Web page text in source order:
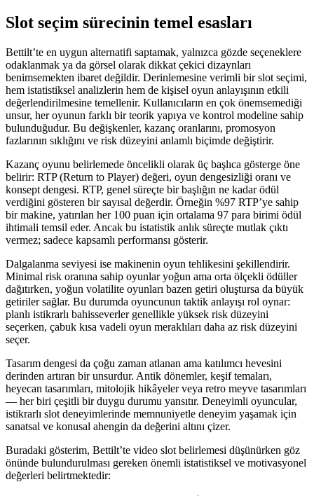
Slot seçim sürecinin temel esasları
Bettilt’te en uygun alternatifi saptamak, yalnızca gözde seçeneklere
odaklanmak ya da görsel olarak dikkat çekici dizaynları
benimsemekten ibaret değildir. Derinlemesine verimli bir slot seçimi,
hem istatistiksel analizlerin hem de kişisel oyun anlayışının etkili
değerlendirilmesine temellenir. Kullanıcıların en çok önemsemediği
unsur, her oyunun farklı bir teorik yapıya ve kontrol modeline sahip
bulunduğudur. Bu değişkenler, kazanç oranlarını, promosyon
fazlarının sıklığını ve risk düzeyini anlamlı biçimde değiştirir.
Kazanç oyunu belirlemede öncelikli olarak üç başlıca gösterge öne
belirir: RTP (Return to Player) değeri, oyun dengesizliği oranı ve
konsept dengesi. RTP, genel süreçte bir başlığın ne kadar ödül
verdiğini gösteren bir sayısal değerdir. Örneğin %97 RTP’ye sahip
bir makine, yatırılan her 100 puan için ortalama 97 para birimi ödül
ihtimali temsil eder. Ancak bu istatistik anlık süreçte mutlak çıktı
vermez; sadece kapsamlı performansı gösterir.
Dalgalanma seviyesi ise makinenin oyun tehlikesini şekillendirir.
Minimal risk oranına sahip oyunlar yoğun ama orta ölçekli ödüller
dağıtırken, yoğun volatilite oyunları bazen getiri oluştursa da büyük
getiriler sağlar. Bu durumda oyuncunun taktik anlayışı rol oynar:
planlı istikrarlı bahisseverler genellikle yüksek risk düzeyini
seçerken, çabuk kısa vadeli oyun meraklıları daha az risk düzeyini
seçer.
Tasarım dengesi da çoğu zaman atlanan ama katılımcı hevesini
derinden artıran bir unsurdur. Antik dönemler, keşif temaları,
heyecan tasarımları, mitolojik hikâyeler veya retro meyve tasarımları
— her biri çeşitli bir duygu durumu yansıtır. Deneyimli oyuncular,
istikrarlı slot deneyimlerinde memnuniyetle deneyim yaşamak için
sanatsal ve konusal ahengin da değerini altını çizer.
Buradaki gösterim, Bettilt’te video slot belirlemesi düşünürken göz
önünde bulundurulması gereken önemli istatistiksel ve motivasyonel
değerleri belirtmektedir: